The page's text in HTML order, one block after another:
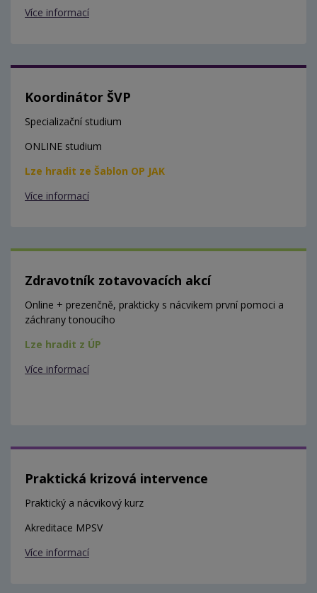
Více informací
Koordinátor ŠVP
Specializační studium
ONLINE studium
Lze hradit ze Šablon OP JAK
Více informací
Zdravotník zotavovacích akcí
Online + prezenčně, prakticky s nácvikem první pomoci a
záchrany tonoucího
Lze hradit z ÚP
Více informací
Praktická krizová intervence
Praktický a nácvikový kurz
Akreditace MPSV
Více informací